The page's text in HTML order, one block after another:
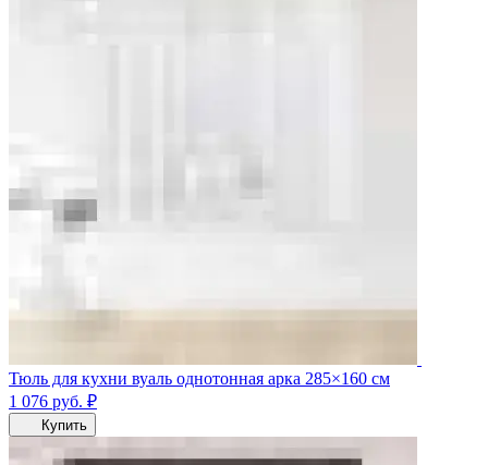
Тюль для кухни вуаль однотонная арка 285×160 см
1 076 руб. ₽
Купить